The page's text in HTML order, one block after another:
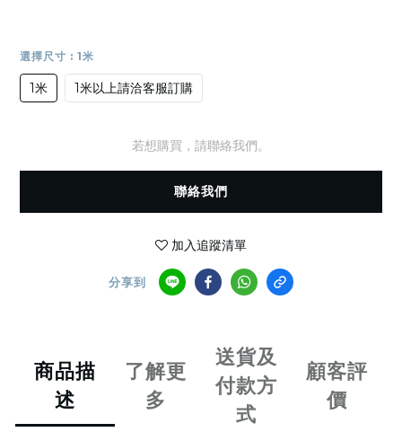
選擇尺寸 : 1米
1米 1米以上請洽客服訂購
若想購買，請聯絡我們。
聯絡我們
加入追蹤清單
分享到
商品描
述
了解更
多
送貨及
付款方
式
顧客評
價